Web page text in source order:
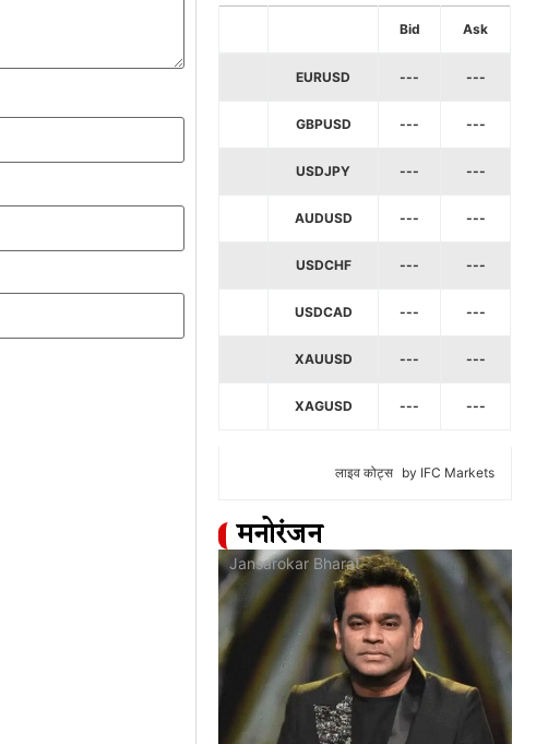
Bid Ask
EURUSD --- ---
GBPUSD --- ---
USDJPY --- ---
AUDUSD --- ---
USDCHF --- ---
USDCAD --- ---
XAUUSD --- ---
XAGUSD --- ---
लाइव कोट्स by IFC Markets
मनोरंजन
Jansarokar Bharat